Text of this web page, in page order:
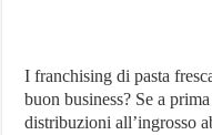
I franchising di pasta
buon business? Se a
distribuzioni all’ingrosso